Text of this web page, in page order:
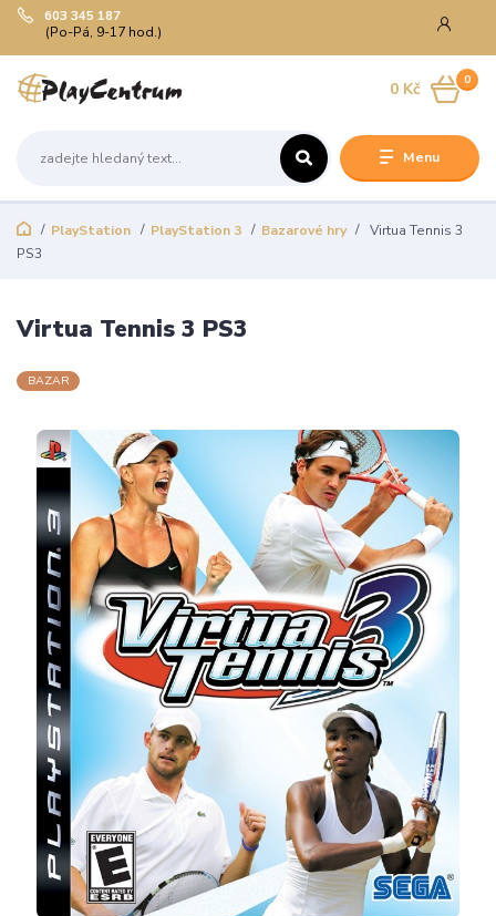
Menu
603 345 187
(Po-Pá, 9-17 hod.)
0
0 Kč
PlayStation PlayStation 3 Bazarové hry
Virtua Tennis 3
PS3
Virtua Tennis 3 PS3
BAZAR